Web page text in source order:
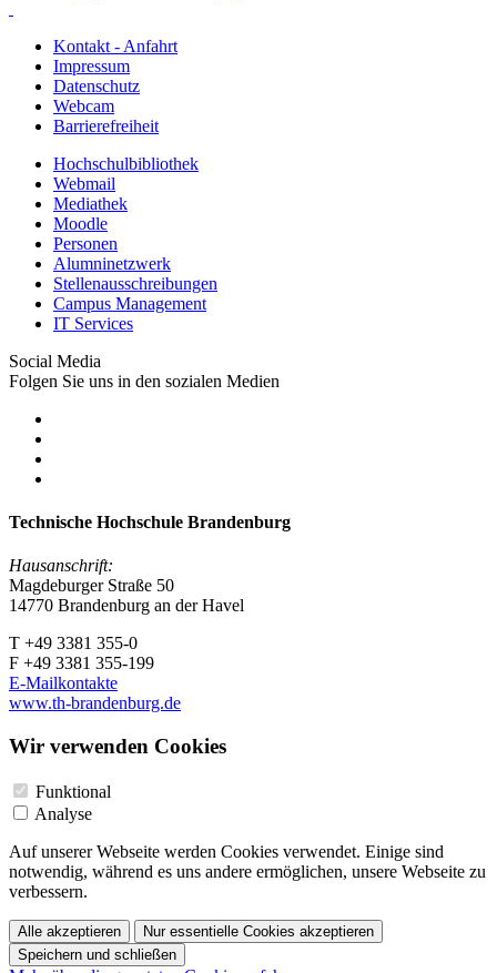
Kontakt - Anfahrt
Impressum
Datenschutz
Webcam
Barrierefreiheit
Hochschulbibliothek
Webmail
Mediathek
Moodle
Personen
Alumninetzwerk
Stellenausschreibungen
Campus Management
IT Services
Social Media
Folgen Sie uns in den sozialen Medien
Technische Hochschule Brandenburg
Hausanschrift:
Magdeburger Straße 50
14770 Brandenburg an der Havel
T +49 3381 355-0
F +49 3381 355-199
E-Mailkontakte
www.th-brandenburg.de
Wir verwenden Cookies
Funktional
Analyse
Auf unserer Webseite werden Cookies verwendet. Einige sind
notwendig, während es uns andere ermöglichen, unsere Webseite zu
verbessern.
Alle akzeptieren
Nur essentielle Cookies akzeptieren
Speichern und schließen